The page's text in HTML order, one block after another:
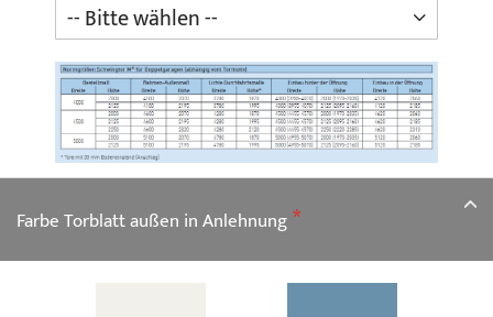
Farbe Torblatt außen in Anlehnung